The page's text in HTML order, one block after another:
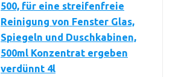
500, für eine streifenfreie
Reinigung von Fenster Glas,
Spiegeln und Duschkabinen,
500ml Konzentrat ergeben
verdünnt 4l